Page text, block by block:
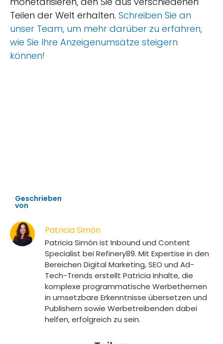
Teilen der Welt erhalten. Schreiben Sie an
unser Team, um mehr darüber zu erfahren,
wie Sie Ihre Anzeigenumsätze steigern
können!
Geschrieben
von
Patricia Simón
Patricia Simón ist Inbound und Content
Specialist bei Refinery89. Mit Expertise in den
Bereichen Digital Marketing, SEO und Ad-
Tech-Trends erstellt Patricia Inhalte, die
komplexe programmatische Werbethemen
in umsetzbare Erkenntnisse übersetzen und
Publishern sowie Werbetreibenden dabei
helfen, erfolgreich zu sein.